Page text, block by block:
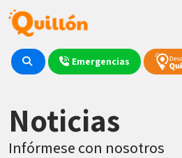
Emergencias
Noticias
Infórmese con nosotros